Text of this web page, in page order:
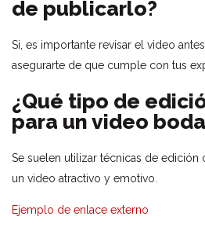
de publicarlo?
Si, es importante revisar el video
asegurarte de que cumple con tus
¿Qué tipo de
para un video
Se suelen utilizar técnicas de edición
un video atractivo y emotivo.
Ejemplo de enlace externo